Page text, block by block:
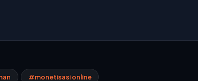
#monetisasi online